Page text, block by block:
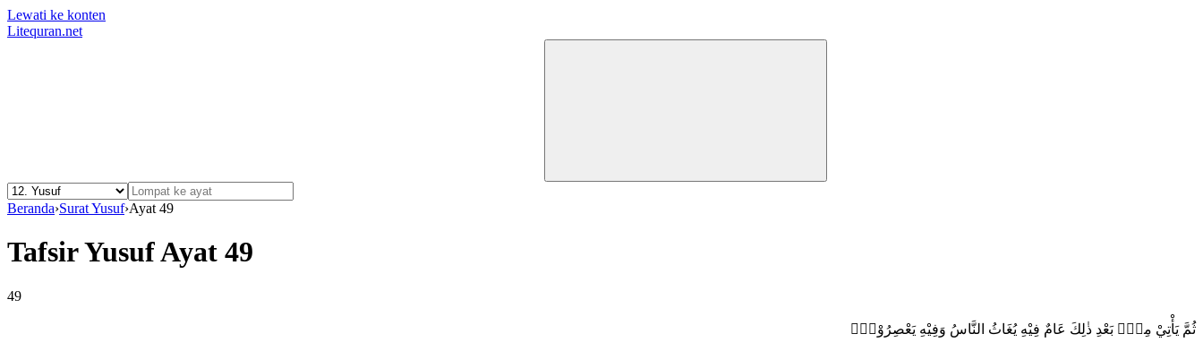
Lewati ke konten
Litequran.net
Beranda›Surat Yusuf›Ayat 49
Tafsir Yusuf Ayat 49
49
ثُمَّ يَأْتِيْ مِنْۢ بَعْدِ ذٰلِكَ عَامٌ فِيْهِ يُغَاثُ النَّاسُ وَفِيْهِ يَعْصِرُوْنَࣖ